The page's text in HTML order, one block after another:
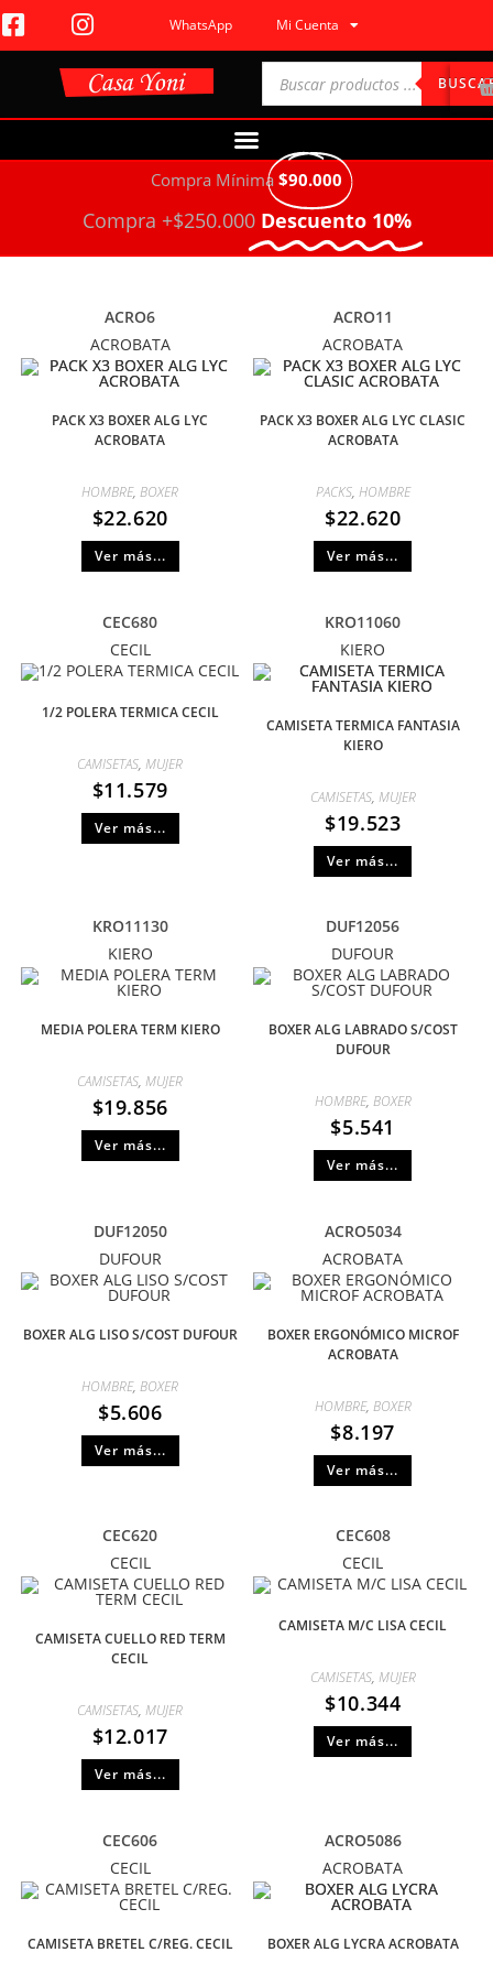
WhatsApp Mi Cuenta
Compra Mínima $90.000
Compra +$250.000 Descuento 10%
ACRO6
ACROBATA
PACK X3 BOXER ALG LYC
ACROBATA
HOMBRE,BOXER
$22.620
Ver más...
ACRO11
ACROBATA
PACK X3 BOXER ALG LYC CLASIC
ACROBATA
PACKS, HOMBRE
$22.620
Ver más...
CEC680
CECIL
1/2 POLERA TERMICA CECIL
CAMISETAS,MUJER
$11.579
Ver más...
KRO11060
KIERO
CAMISETA TERMICA FANTASIA
KIERO
CAMISETAS, MUJER
$19.523
Ver más...
KRO11130
KIERO
MEDIA POLERA TERM KIERO
CAMISETAS,MUJER
$19.856
Ver más...
DUF12056
DUFOUR
BOXER ALG LABRADO S/COST
DUFOUR
HOMBRE, BOXER
$5.541
Ver más...
DUF12050
DUFOUR
BOXER ALG LISO S/COST DUFOUR
HOMBRE,BOXER
$5.606
Ver más...
ACRO5034
ACROBATA
BOXER ERGONÓMICO MICROF
ACROBATA
HOMBRE, BOXER
$8.197
Ver más...
CEC620
CECIL
CAMISETA CUELLO RED TERM
CECIL
CAMISETAS,MUJER
$12.017
Ver más...
CEC608
CECIL
CAMISETA M/C LISA CECIL
CAMISETAS, MUJER
$10.344
Ver más...
CEC606
CECIL
CAMISETA BRETEL C/REG. CECIL
ACRO5086
ACROBATA
BOXER ALG LYCRA ACROBATA